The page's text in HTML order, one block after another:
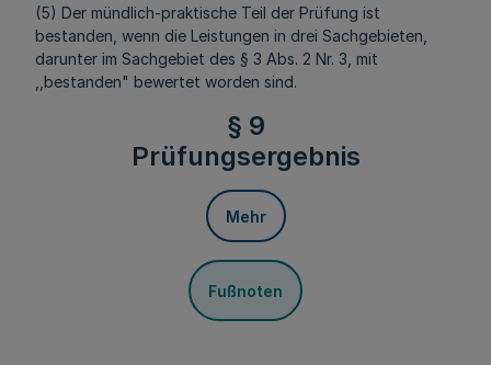
(5) Der mündlich-praktische Teil der Prüfung ist
bestanden, wenn die Leistungen in drei Sachgebieten,
darunter im Sachgebiet des § 3 Abs. 2 Nr. 3, mit
,,bestanden" bewertet worden sind.
§ 9
Prüfungsergebnis
Mehr
Fußnoten